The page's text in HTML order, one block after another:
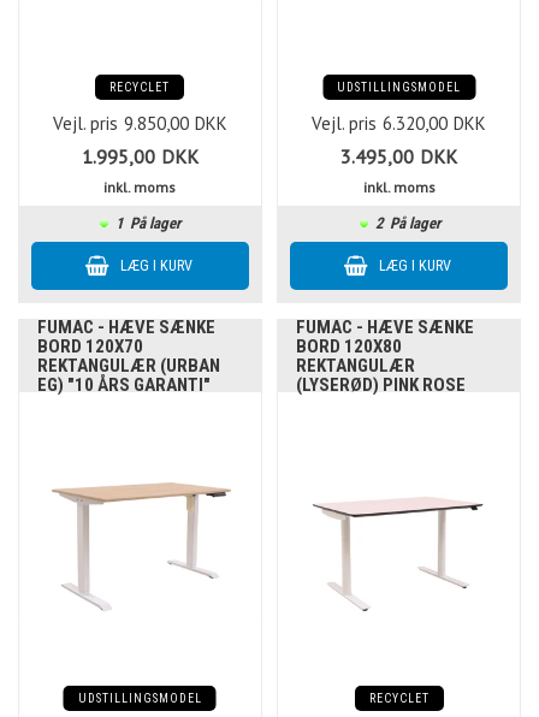
RECYCLET
Vejl. pris 9.850,00 DKK
1.995,00 DKK
inkl. moms
1 På lager
UDSTILLINGSMODEL
Vejl. pris 6.320,00 DKK
3.495,00 DKK
inkl. moms
2 På lager
FUMAC - HÆVE SÆNKE
BORD 120X70
REKTANGULÆR (URBAN
EG) "10 ÅRS GARANTI"
UDSTILLINGSMODEL
FUMAC - HÆVE SÆNKE
BORD 120X80
REKTANGULÆR
(LYSERØD) PINK ROSE
RECYCLET